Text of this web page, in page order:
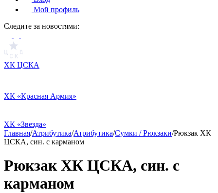
Мой профиль
Cледите за новостями:
ХК ЦСКА
ХК «Красная Армия»
ХК «Звезда»
Главная/Атрибутика/Атрибутика/Сумки / Рюкзаки/Рюкзак ХК
ЦСКА, син. с карманом
Рюкзак ХК ЦСКА, син. с
карманом